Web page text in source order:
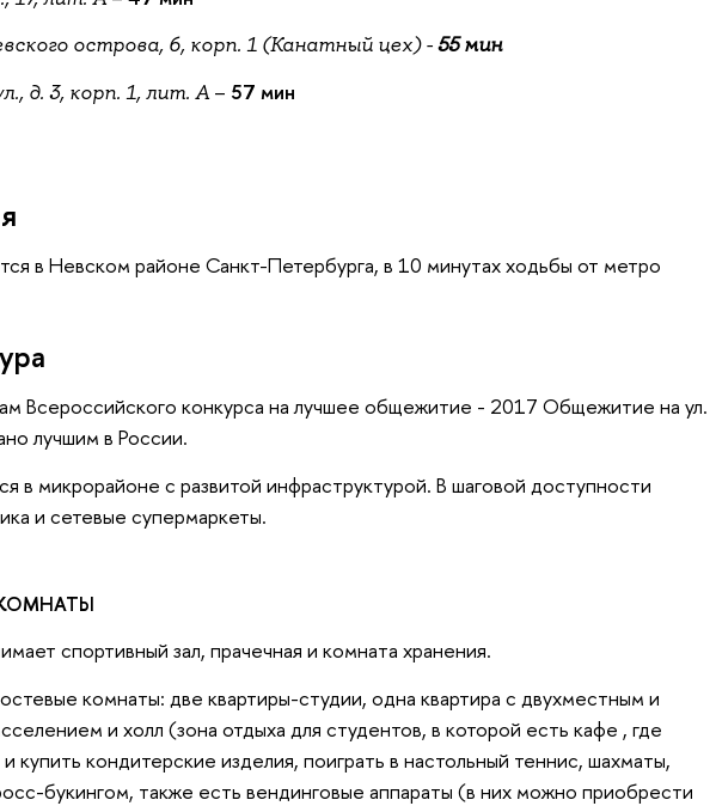
острова, 6, корп. 1 (Канатный цех) -55 мин
д. 3, корп. 1, лит. А– 57 мин
в Невском районе Санкт-Петербурга, в 10 минутах ходьбы от метро
Всероссийского конкурса на лучшее общежитие - 2017 Общежитие на ул.
лучшим в России.
в микрорайоне с развитой инфраструктурой. В шаговой доступности
и сетевые супермаркеты.
спортивный зал, прачечная и комната хранения.
комнаты: две квартиры-студии, одна квартира с двухместным и
и холл (зона отдыха для студентов, в которой есть кафе , где
купить кондитерские изделия, поиграть в настольный теннис, шахматы,
букингом, также есть вендинговые аппараты (в них можно приобрести